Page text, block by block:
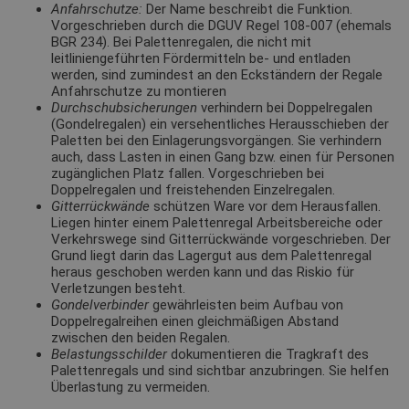
Anfahrschutze: Der Name beschreibt die Funktion.
Vorgeschrieben durch die DGUV Regel 108-007 (ehemals
BGR 234). Bei Palettenregalen, die nicht mit
leitliniengeführten Fördermitteln be- und entladen
werden, sind zumindest an den Eckständern der Regale
Anfahrschutze zu montieren
Durchschubsicherungen verhindern bei Doppelregalen
(Gondelregalen) ein versehentliches Herausschieben der
Paletten bei den Einlagerungsvorgängen. Sie verhindern
auch, dass Lasten in einen Gang bzw. einen für Personen
zugänglichen Platz fallen. Vorgeschrieben bei
Doppelregalen und freistehenden Einzelregalen.
Gitterrückwände schützen Ware vor dem Herausfallen.
Liegen hinter einem Palettenregal Arbeitsbereiche oder
Verkehrswege sind Gitterrückwände vorgeschrieben. Der
Grund liegt darin das Lagergut aus dem Palettenregal
heraus geschoben werden kann und das Riskio für
Verletzungen besteht.
Gondelverbinder gewährleisten beim Aufbau von
Doppelregalreihen einen gleichmäßigen Abstand
zwischen den beiden Regalen.
Belastungsschilder dokumentieren die Tragkraft des
Palettenregals und sind sichtbar anzubringen. Sie helfen
Überlastung zu vermeiden.